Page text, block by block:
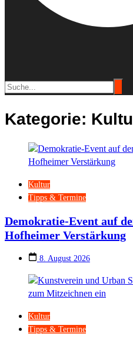
Kategorie:
Kultur
Tipps & Termine
Demokratie-Event auf
Hofheimer Verstärkung
8. August 2026
Kultur
Tipps & Termine